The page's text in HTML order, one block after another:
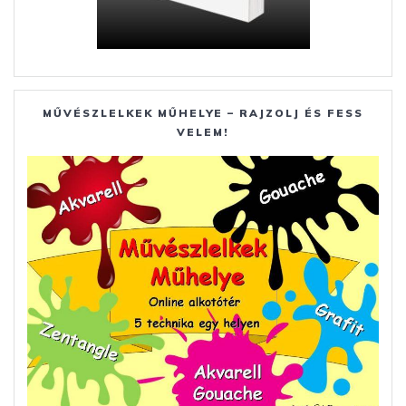
MŰVÉSZLELKEK MŰHELYE – RAJZOLJ ÉS FESS
VELEM!